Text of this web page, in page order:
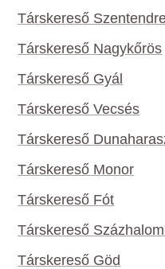
Társkereső
Társkereső Nagykőrös
Társkereső Gyál
Társkereső Vecsés
Társkereső
Társkereső Monor
Társkereső Fót
Társkereső
Társkereső Göd